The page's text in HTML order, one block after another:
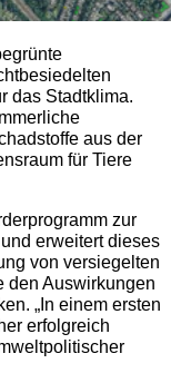
das Stadtklima.
aus der
für Tiere
zur
erweitert dieses
von versiegelten
den Auswirkungen
„In einem ersten
erfolgreich